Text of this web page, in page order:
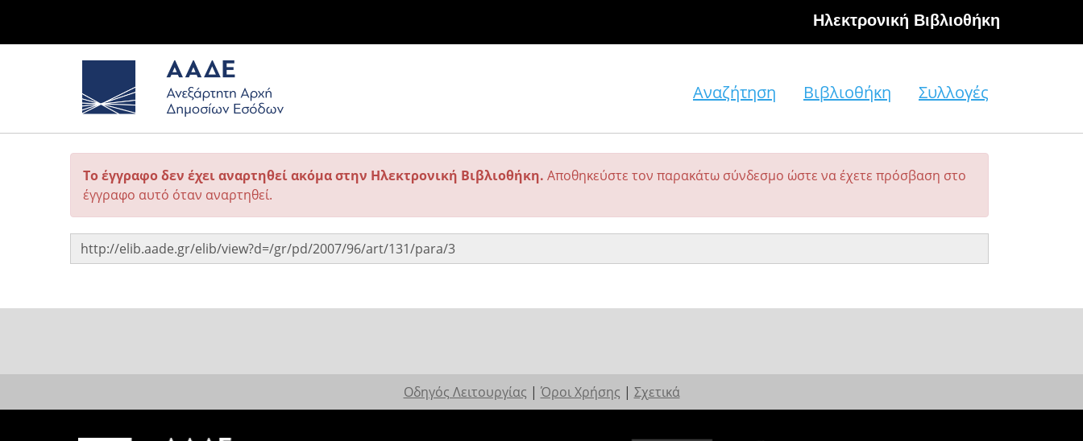
Hλεκτρονική Βιβλιοθήκη
Αναζήτηση Βιβλιοθήκη Συλλογές
Το έγγραφο δεν έχει αναρτηθεί ακόμα στην Ηλεκτρονική Βιβλιοθήκη. Αποθηκεύστε τον παρακάτω σύνδεσμο ώστε να έχετε πρόσβαση στο
έγγραφο αυτό όταν αναρτηθεί.
Οδηγός Λειτουργίας | Όροι Χρήσης | Σχετικά